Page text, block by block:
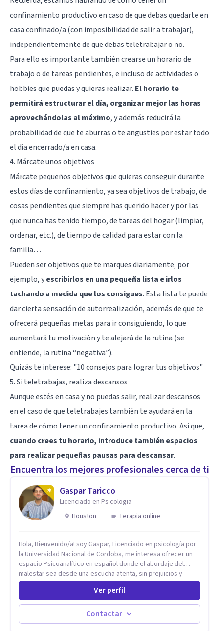
confinamiento productivo en caso de que debas quedarte en
casa confinado/a (con imposibilidad de salir a trabajar),
independientemente de que debas teletrabajar o no.
Para ello es importante también crearse un horario de
trabajo o de tareas pendientes, e incluso de actividades o
hobbies que puedas y quieras realizar. El horario te
permitirá estructurar el día, organizar mejor las horas
aprovechándolas al máximo, y además reducirá la
probabilidad de que te aburras o te angusties por estar todo
el día encerrado/a en casa.
4. Márcate unos objetivos
Márcate pequeños objetivos que quieras conseguir durante
estos días de confinamiento, ya sea objetivos de trabajo, de
cosas pendientes que siempre has querido hacer y por las
que nunca has tenido tiempo, de tareas del hogar (limpiar,
ordenar, etc.), de tiempo de calidad para estar con la
familia…
Pueden ser objetivos que te marques diariamente, por
ejemplo, yescribirlos en una pequeña lista e irlos
tachando a medida que los consigues. Esta lista te puede
dar cierta sensación de autorrealización, además de que te
ofrecerá pequeñas metas para ir consiguiendo, lo que
aumentará tu motivación y te alejará de la rutina (se
entiende, la rutina “negativa”).
Quizás te interese: "10 consejos para lograr tus objetivos"
5. Si teletrabajas, realiza descansos
Aunque estés en casa y no puedas salir, realizar descansos
en el caso de que teletrabajes también te ayudará en la
tarea de cómo tener un confinamiento productivo. Así que,
cuando crees tu horario, introduce también espacios
para realizar pequeñas pausas para descansar.
Encuentra los mejores profesionales cerca de ti
Gaspar Taricco
Licenciado en Psicologia
Houston
Terapia online
Hola, Bienvenido/a! soy Gaspar, Licenciado en psicología por
la Universidad Nacional de Cordoba, me interesa ofrecer un
espacio Psicoanalítico en español donde el abordaje del
malestar sea desde una escucha atenta, sin prejuicios y
rescatando lo singular de cada caso, sin caer en etiquetas.
Considero que todas las personas en algún momento pueden
sufrir y cada una por cuestiones particulares, es en mi
espacio donde se le dará un lugar a esas cuestiones
singulares de cada uno, para luego generar cambios. Soy una
Ver perfil
Contactar